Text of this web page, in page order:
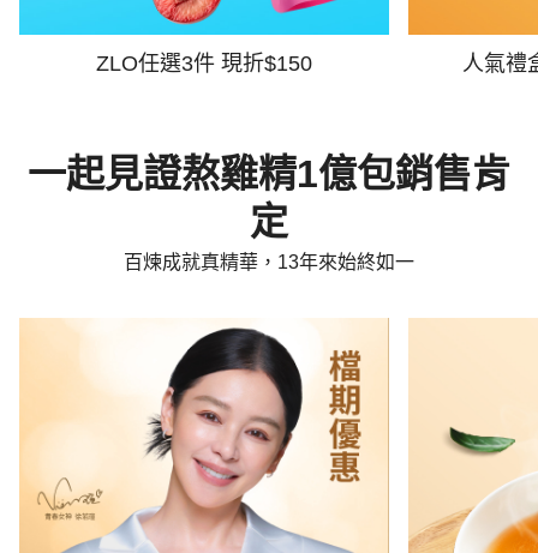
ZLO任選3件 現折$150 人氣禮
一起見證熬雞精1億包銷售肯
定
百煉成就真精華，13年來始終如一